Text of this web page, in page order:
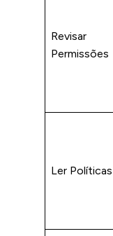
Revisar
Permissões
Ler Políticas